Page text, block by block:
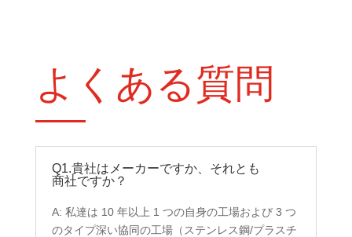
よくある質問
Q1.貴社はメーカーですか、それとも
商社ですか？
A: 私達は 10 年以上 1 つの自身の工場および 3 つ
のタイプ深い協同の工場（ステンレス鋼/プラスチ